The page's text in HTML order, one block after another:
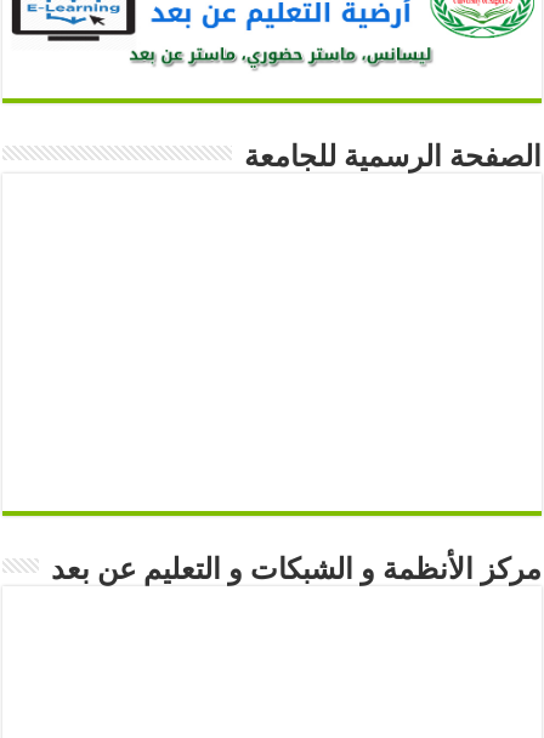
الصفحة الرسمية للجامعة
مركز الأنظمة و الشبكات و التعليم عن بعد